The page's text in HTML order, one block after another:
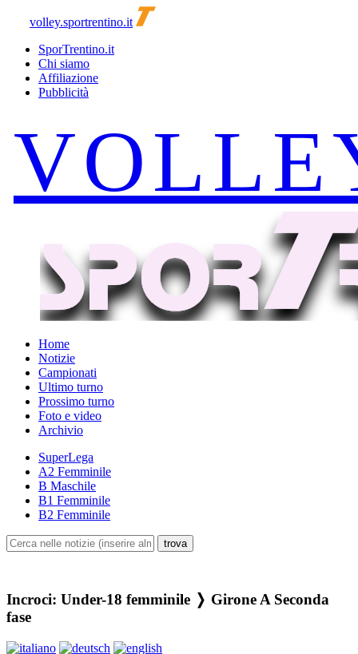
volley.sportrentino.it
SporTrentino.it
Chi siamo
Affiliazione
Pubblicità
Home
Notizie
Campionati
Ultimo turno
Prossimo turno
Foto e video
Archivio
SuperLega
A2 Femminile
B Maschile
B1 Femminile
B2 Femminile
Incroci: Under-18 femminile ❭ Girone A Seconda
fase